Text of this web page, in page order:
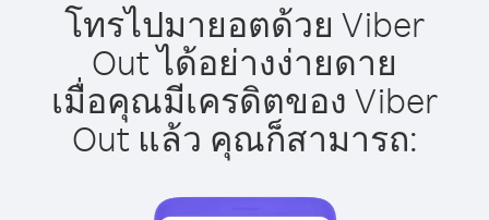
โทรไปมายอตด้วย Viber
Out ได้อย่างง่ายดาย
เมื่อคุณมีเครดิตของ Viber
Out แล้ว คุณก็สามารถ: